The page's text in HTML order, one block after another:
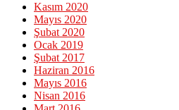
Kasım 2020
Mayıs 2020
Şubat 2020
Ocak 2019
Şubat 2017
Haziran 2016
Mayıs 2016
Nisan 2016